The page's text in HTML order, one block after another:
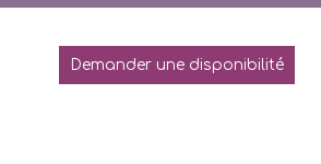
Demander une disponibilité